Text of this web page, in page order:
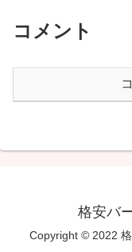
コメント
格安バ
Copyright © 2022